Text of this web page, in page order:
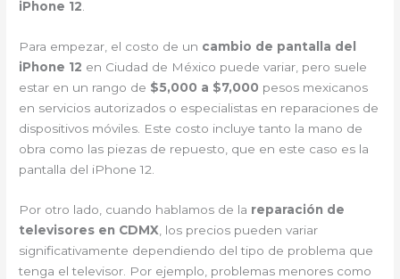
iPhone 12
Para empezar, el costo de un cambio de pantalla del
iPhone 12 en Ciudad de México puede variar, pero suele
estar en un rango de $5,000 a $7,000 pesos mexicanos
en servicios autorizados o especialistas en reparaciones de
dispositivos móviles. Este costo incluye tanto la mano de
obra como las piezas de repuesto, que en este caso es la
pantalla del iPhone 12.
Por otro lado, cuando hablamos de la reparación de
televisores en CDMX , los precios pueden variar
significativamente dependiendo del tipo de problema que
tenga el televisor. Por ejemplo, problemas menores como